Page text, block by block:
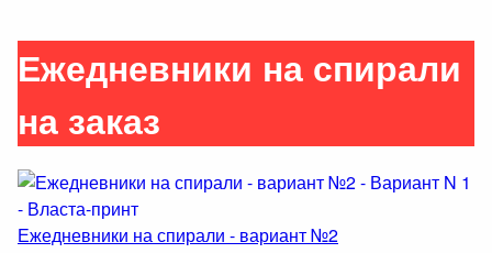
Ежедневники на спирали
на заказ
Ежедневники на спирали - вариант №2